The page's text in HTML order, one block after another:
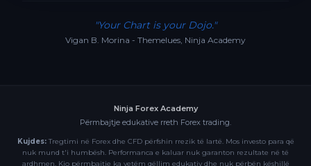
"Your Chart is your Dojo."
Vigan B. Morina - Themelues, Ninja Academy
Ninja Forex Academy
Përmbajtje edukative rreth Forex trading.
Kujdes:Tregtimi në Forex dhe CFD përfshin rrezik të lartë. Mos investo para që
nuk mund t'i humbësh. Performanca e kaluar nuk garanton rezultate në të
ardhmen. Kjo përmbajtje ka vetëm qëllim edukativ dhe nuk përbën këshillë